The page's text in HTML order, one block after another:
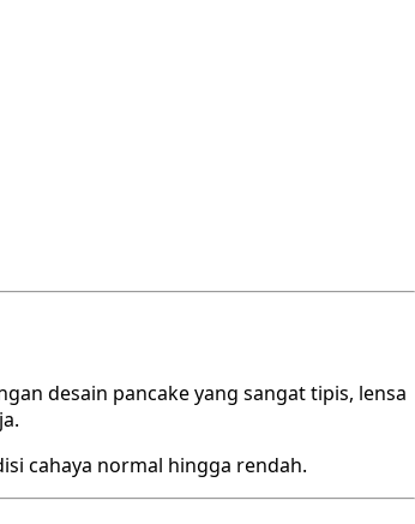
desain pancake yang sangat tipis, lensa
cahaya normal hingga rendah.